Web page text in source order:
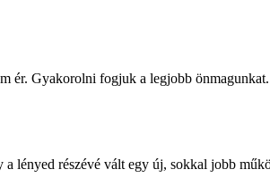
ér. Gyakorolni fogjuk a legjobb önmagunkat.
a lényed részévé vált egy új, sokkal jobb